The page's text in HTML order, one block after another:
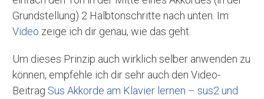
Grundstellung) 2 Halbtonschritte nach unten. Im
Video zeige ich dir genau, wie das geht.
Um dieses Prinzip auch wirklich selber anwenden zu
können, empfehle ich dir sehr auch den Video-
Beitrag Sus Akkorde am Klavier lernen – sus2 und